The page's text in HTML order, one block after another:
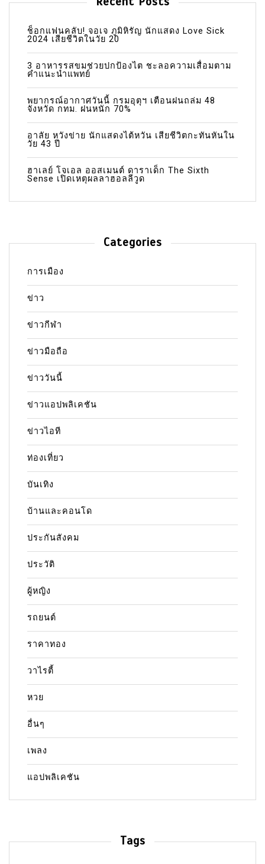
ช็อกแฟนคลับ! จอเจ ภูมิหิรัญ นักแสดง Love Sick
2024 เสียชีวิตในวัย 20
3 อาหารรสขมช่วยปกป้องไต ชะลอความเสื่อมตาม
คำแนะนำแพทย์
พยากรณ์อากาศวันนี้ กรมอุตุฯ เตือนฝนถล่ม 48
จังหวัด กทม. ฝนหนัก 70%
อาลัย หวังข่าย นักแสดงไต้หวัน เสียชีวิตกะทันหันใน
วัย 43 ปี
ฮาเลย์ โจเอล ออสเมนต์ ดาราเด็ก The Sixth
Sense เปิดเหตุผลลาฮอลลีวูด
Categories
การเมือง
ข่าว
ข่าวกีฬา
ข่าวมือถือ
ข่าววันนี้
ข่าวแอปพลิเคชัน
ข่าวไอที
ท่องเที่ยว
บันเทิง
บ้านและคอนโด
ประกันสังคม
ประวัติ
ผู้หญิง
รถยนต์
ราคาทอง
วาไรตี้
หวย
อื่นๆ
เพลง
แอปพลิเคชัน
Tags